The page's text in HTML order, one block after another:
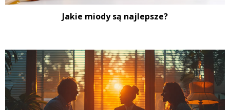
Jakie miody są najlepsze?